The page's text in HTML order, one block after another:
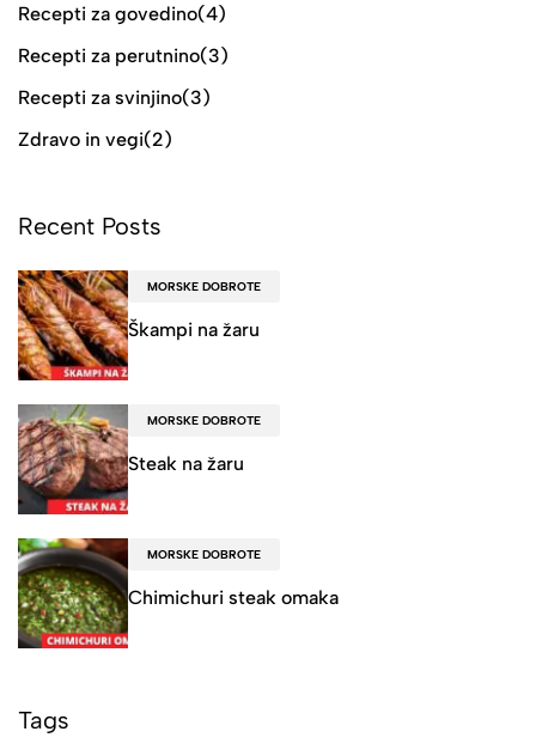
Recepti za govedino(4)
Recepti za perutnino(3)
Recepti za svinjino(3)
Zdravo in vegi(2)
Recent Posts
MORSKE DOBROTE
Škampi na žaru
MORSKE DOBROTE
Steak na žaru
MORSKE DOBROTE
Chimichuri steak omaka
Tags